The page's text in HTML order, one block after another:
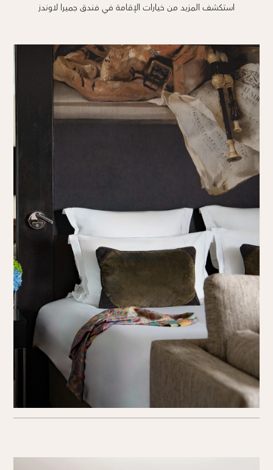
استكشف المزيد من خيارات الإقامة في فندق جميرا لاوندز